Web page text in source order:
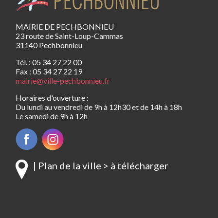
MAIRIE DE PECHBONNIEU
23 route de Saint-Loup-Cammas
31140 Pechbonnieu
Tél. : 05 34 27 22 00
Fax : 05 34 27 22 19
mairie@ville-pechbonnieu.fr
Horaires d'ouverture :
Du lundi au vendredi de 9h à 12h30 et de 14h à 18h
Le samedi de 9h à 12h
| Plan de la ville > à télécharger